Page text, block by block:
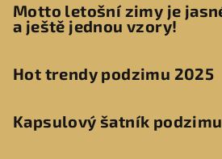
Motto letošní zimy je
a ještě jednou vzory!
Hot trendy podzimu 2025
Kapsulový šatník podzimu